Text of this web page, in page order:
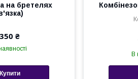
на бретелях
350 ₴
Купити
В